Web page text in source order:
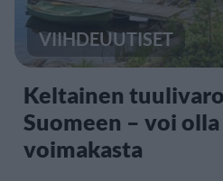
VIIHDEUUTISET
Keltainen
Suomeen – voi
voimakasta